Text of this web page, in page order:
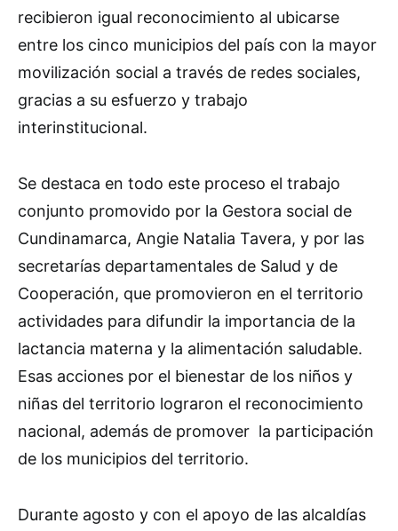
recibieron igual reconocimiento al ubicarse
entre los cinco municipios del país con la mayor
movilización social a través de redes sociales,
gracias a su esfuerzo y trabajo
interinstitucional.
Se destaca en todo este proceso el trabajo
conjunto promovido por la Gestora social de
Cundinamarca, Angie Natalia Tavera, y por las
secretarías departamentales de Salud y de
Cooperación, que promovieron en el territorio
actividades para difundir la importancia de la
lactancia materna y la alimentación saludable.
Esas acciones por el bienestar de los niños y
niñas del territorio lograron el reconocimiento
nacional, además de promover la participación
de los municipios del territorio.
Durante agosto y con el apoyo de las alcaldías